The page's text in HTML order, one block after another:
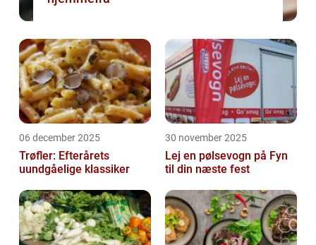
06 december 2025
Trøfler: Efterårets
uundgåelige klassiker
30 november 2025
Lej en pølsevogn på Fyn
til din næste fest